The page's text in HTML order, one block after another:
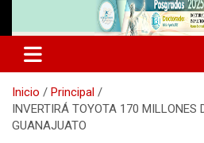
Inicio
Principal
INVERTIRÁ TOYOTA 170 MILLONES
GUANAJUATO